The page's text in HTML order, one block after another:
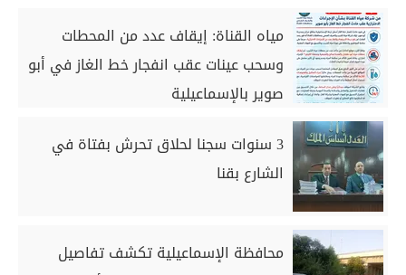
مياه القناة: إيقاف عدد من المحطات
وسحب عينات عقب انفجار خط الغاز في أبو
صوير بالإسماعيلية
3 سنوات سجنا لحلاق تحرش بفتاة في
الشارع بقنا
محافظة الإسماعيلية تكشف تفاصيل